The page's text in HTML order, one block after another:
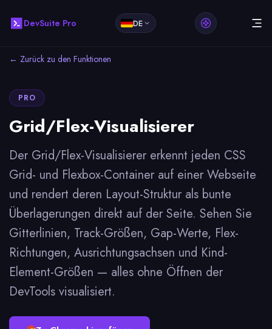
DevSuite Pro DE
← Zurück zu den Funktionen
PRO
Grid/Flex-Visualisierer
Der Grid/Flex-Visualisierer erkennt jeden CSS
Grid- und Flexbox-Container auf einer Webseite
und rendert deren Layout-Struktur als bunte
Überlagerungen direkt auf der Seite. Sehen Sie
Gitterlinien, Track-Größen, Gap-Werte, Flex-
Richtungen, Ausrichtungsachsen und Kind-
Element-Größen — alles ohne Öffnen der
DevTools visualisiert.